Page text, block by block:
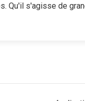
Qu'il s'agisse de